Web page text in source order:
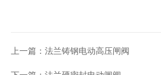
上一篇： 法兰铸钢电动高压闸阀